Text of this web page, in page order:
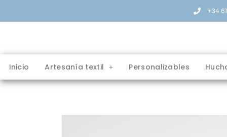
+34
Inicio Artesanía textil Personalizables